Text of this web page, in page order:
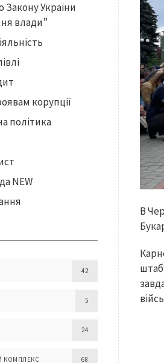
В
Закону України
влади”
корупції
політика
NEW
42
5
24
КОМПЛЕКС 68